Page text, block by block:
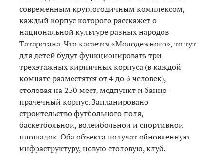
современным круглогодичным комплексом,
каждый корпус которого расскажет о
национальной культуре разных народов
Татарстана. Что касается «Молодежного», то тут
для детей будут функционировать три
трехэтажных кирпичных корпуса (в каждой
комнате разместятся от 4 до 6 человек),
столовая на 250 мест, медпункт и банно-
прачечный корпус. Запланировано
строительство футбольного поля,
баскетбольной, волейбольной и спортивной
площадок. Оба объекта получат обновленную
инфраструктуру, новую столовую, клуб.